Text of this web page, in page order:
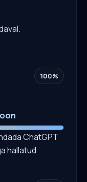
100%
ChatGPT
hallatud